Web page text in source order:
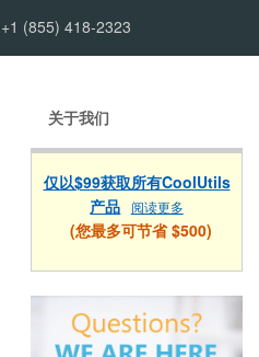
+1 (855) 418-2323
关于我们
仅以$99获取所有CoolUtils
产品 阅读更多
(您最多可节省 $500)